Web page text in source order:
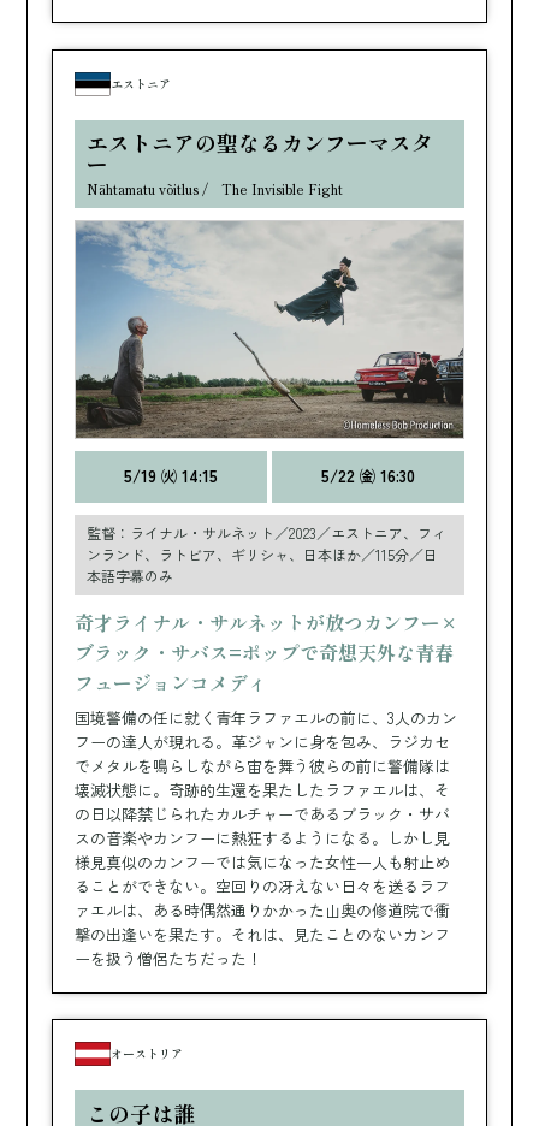
エストニア
エストニアの聖なるカンフーマスタ
ー
Nähtamatu võitlus / The Invisible Fight
5/19 ㈫ 14:15 5/22 ㈮ 16:30
監督：ライナル・サルネット／2023／エストニア、フィ
ンランド、ラトビア、ギリシャ、日本ほか／115分／日
本語字幕のみ
奇才ライナル・サルネットが放つカンフー×
ブラック・サバス=ポップで奇想天外な青春
フュージョンコメディ
国境警備の任に就く青年ラファエルの前に、3人のカン
フーの達人が現れる。革ジャンに身を包み、ラジカセ
でメタルを鳴らしながら宙を舞う彼らの前に警備隊は
壊滅状態に。奇跡的生還を果たしたラファエルは、そ
の日以降禁じられたカルチャーであるブラック・サバ
スの音楽やカンフーに熱狂するようになる。しかし見
様見真似のカンフーでは気になった女性一人も射止め
ることができない。空回りの冴えない日々を送るラフ
ァエルは、ある時偶然通りかかった山奥の修道院で衝
撃の出逢いを果たす。それは、見たことのないカンフ
ーを扱う僧侶たちだった！
オーストリア
この子は誰